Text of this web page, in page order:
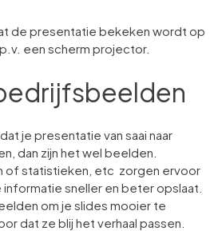
de presentatie bekeken wordt op
een scherm projector.
je presentatie van saai naar
dan zijn het wel beelden.
of statistieken, etc zorgen ervoor
sneller en beter opslaat.
om je slides mooier te
dat ze blij het verhaal passen.